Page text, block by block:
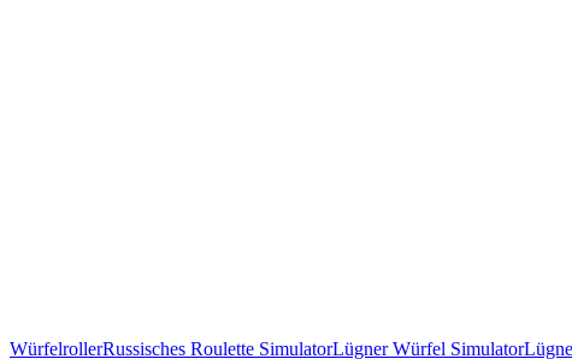
WürfelrollerRussisches Roulette SimulatorLügner Würfel Simulator